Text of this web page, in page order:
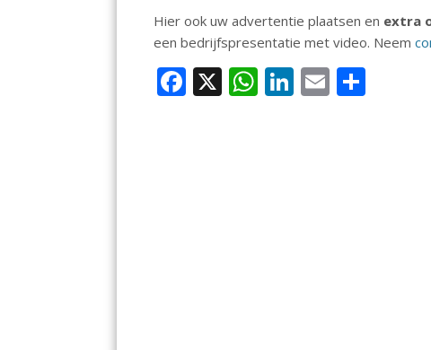
Hier ook uw advertentie plaatsen en extra
een bedrijfspresentatie met video. Neem
F X W Li E